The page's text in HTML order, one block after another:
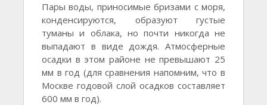
Пары воды, приносимые бризами с моря,
конденсируются, образуют густые
туманы и облака, но почти никогда не
выпадают в виде дождя. Атмосферные
осадки в этом районе не превышают 25
мм в год (для сравнения напомним, что в
Москве годовой слой осадков составляет
600 мм в год).